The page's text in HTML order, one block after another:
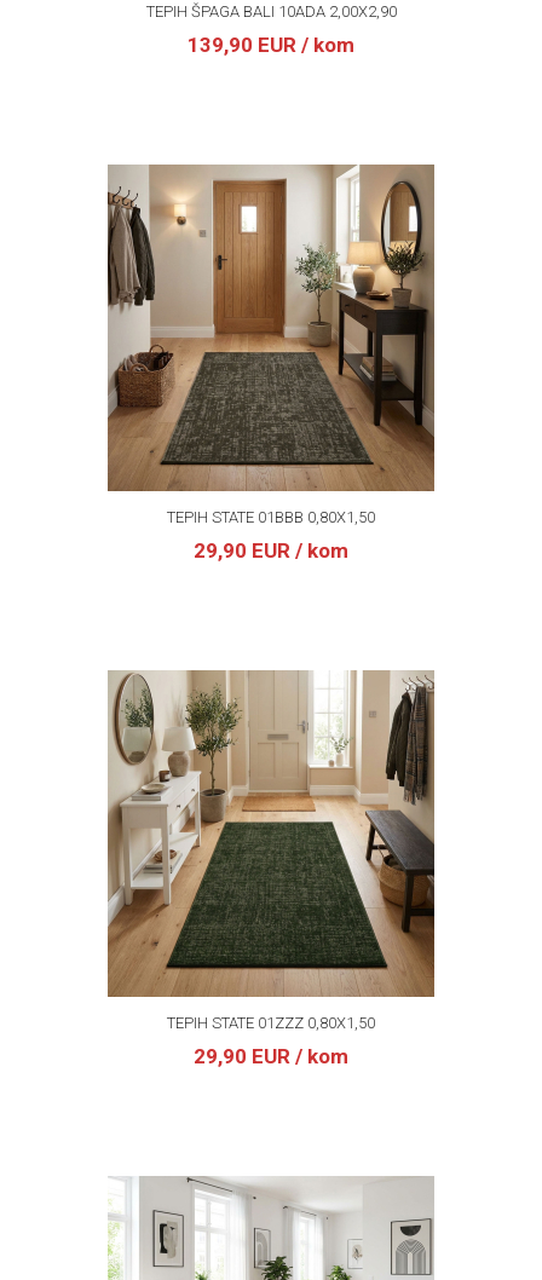
TEPIH ŠPAGA BALI 10ADA 2,00X2,90
139,90 EUR / kom
TEPIH STATE 01BBB 0,80X1,50
29,90 EUR / kom
TEPIH STATE 01ZZZ 0,80X1,50
29,90 EUR / kom